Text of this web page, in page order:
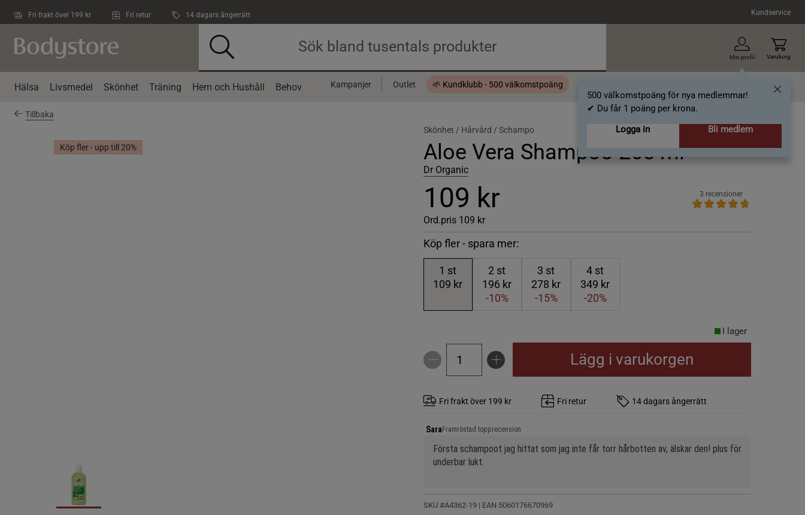
Fri frakt över 199 kr Fri retur 14 dagars ångerrätt Kundservice
Min profil
500 välkomstpoäng för nya medlemmar!
✔ Du får 1 poäng per krona.
Logga in
Bli medlem
Varukorg
Hälsa Livsmedel Skönhet Träning Hem och Hushåll Behov Kampanjer Outlet 🌱 Kundklubb - 500 välkomstpoäng
Tillbaka
Köp fler - upp till 20%
Skönhet / Hårvård / Schampo
Aloe Vera Shampoo 265 ml
Dr Organic
109 kr
Ord.pris 109 kr
3 recensioner
Köp fler - spara mer:
1 st
109 kr
2 st
196 kr
-10%
3 st
278 kr
-15%
4 st
349 kr
-20%
I lager
Lägg i varukorgen
Fri frakt över 199 kr Fri retur 14 dagars ångerrätt
Sara Framröstad topprecension
Första schampoot jag hittat som jag inte får torr hårbotten av, älskar den! plus för
underbar lukt.
SKU #A4362-19 | EAN 5060176670969